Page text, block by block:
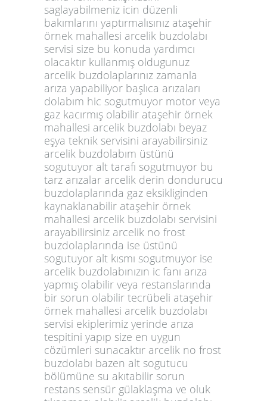
saglayabilmeniz icin düzenli
bakımlarını yaptırmalısınız ataşehir
örnek mahallesi arcelik buzdolabı
servisi size bu konuda yardımcı
olacaktır kullanmış oldugunuz
arcelik buzdolaplarınız zamanla
arıza yapabiliyor başlıca arızaları
dolabım hic sogutmuyor motor veya
gaz kacırmış olabilir ataşehir örnek
mahallesi arcelik buzdolabı beyaz
eşya teknik servisini arayabilirsiniz
arcelik buzdolabım üstünü
sogutuyor alt tarafı sogutmuyor bu
tarz arızalar arcelik derin dondurucu
buzdolaplarında gaz eksikliginden
kaynaklanabilir ataşehir örnek
mahallesi arcelik buzdolabı servisini
arayabilirsiniz arcelik no frost
buzdolaplarında ise üstünü
sogutuyor alt kısmı sogutmuyor ise
arcelik buzdolabınızın ic fanı arıza
yapmış olabilir veya restanslarında
bir sorun olabilir tecrübeli ataşehir
örnek mahallesi arcelik buzdolabı
servisi ekiplerimiz yerinde arıza
tespitini yapıp size en uygun
cözümleri sunacaktır arcelik no frost
buzdolabı bazen alt sogutucu
bölümüne su akıtabilir sorun
restans sensür gülaklaşma ve oluk